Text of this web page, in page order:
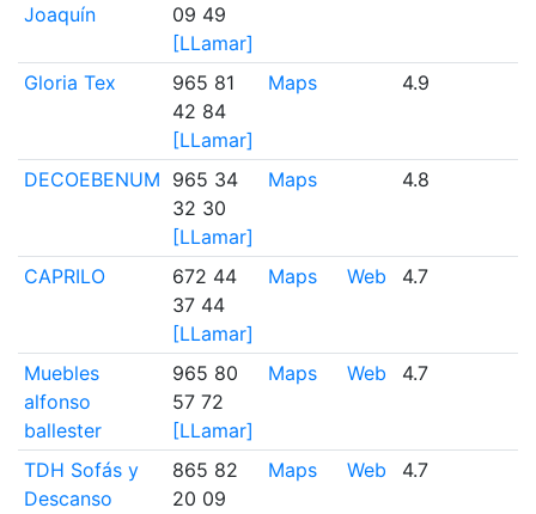
Joaquín
09 49
[LLamar]
Gloria Tex
965 81
42 84
[LLamar]
Maps 4.9
DECOEBENUM 965 34
32 30
[LLamar]
Maps 4.8
CAPRILO
672 44
37 44
[LLamar]
Maps Web 4.7
Muebles
alfonso
ballester
965 80
57 72
[LLamar]
Maps Web 4.7
TDH Sofás y
Descanso
865 82
20 09
Maps Web 4.7